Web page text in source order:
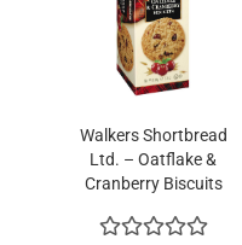
Walkers Shortbread
Ltd. – Oatflake &
Cranberry Biscuits